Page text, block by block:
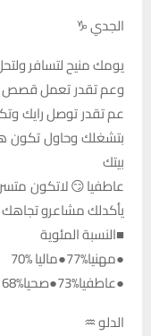
الجدي ♑
يومك منيح لتسافر
وعم تقدر تعمل قصص
عم تقدر توصل رايك
بتشغلك وحاول تكون
بيتك
عاطفيا😏لاتكون
يأكدلك مشاعرو تجاهك
■النسبة المئوية
●مهنيا%77●ماليا %70
●عاطفيا%73●صحيا%68
الدلو ♒